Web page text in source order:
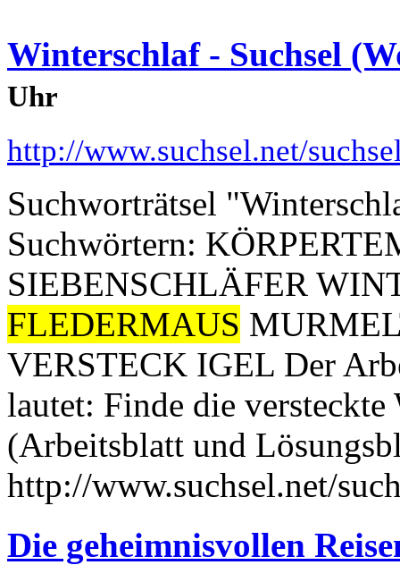
Winterschlaf - Suchsel
Uhr
http://www.suchsel.net/
Suchworträtsel
Suchwörtern:
SIEBENSCHLÄFER
FLEDERMAUS
VERSTECK IGEL Der
lautet: Finde die
(Arbeitsblatt und
http://www.suchsel.net/
Die geheimnisvollen